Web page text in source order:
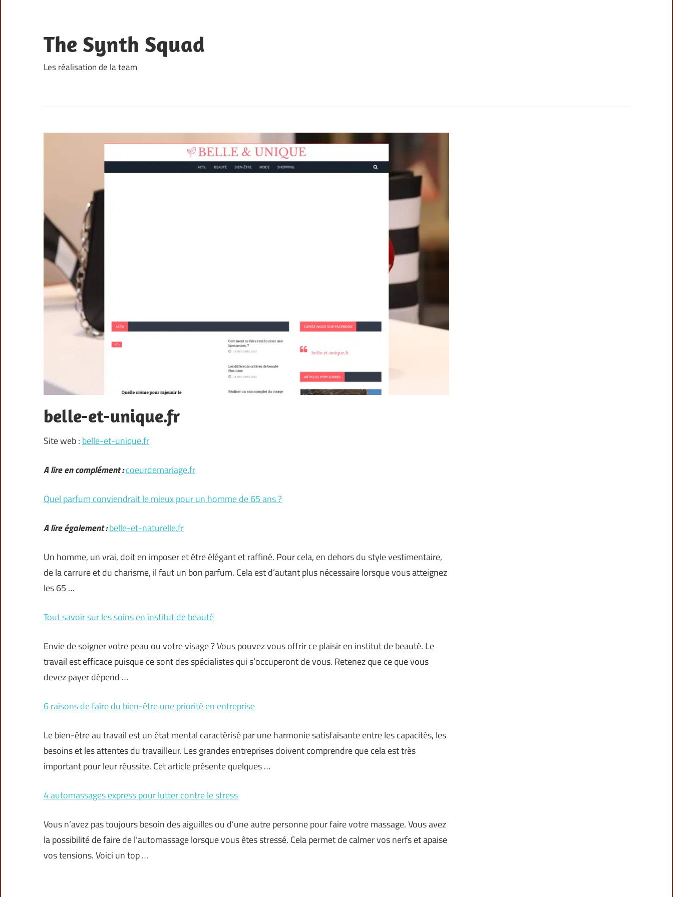
content
The Synth Squad
Les réalisation de la team
belle-et-unique.fr
Site web : belle-et-unique.fr
A lire en complément :coeurdemariage.fr
Quel parfum conviendrait le mieux pour un homme de 65 ans ?
A lire également :belle-et-naturelle.fr
Un homme, un vrai, doit en imposer et être élégant et raffiné. Pour cela, en dehors du style vestimentaire,
de la carrure et du charisme, il faut un bon parfum. Cela est d’autant plus nécessaire lorsque vous atteignez
les 65 …
Tout savoir sur les soins en institut de beauté
Envie de soigner votre peau ou votre visage ? Vous pouvez vous offrir ce plaisir en institut de beauté. Le
travail est efficace puisque ce sont des spécialistes qui s’occuperont de vous. Retenez que ce que vous
devez payer dépend …
6 raisons de faire du bien-être une priorité en entreprise
Le bien-être au travail est un état mental caractérisé par une harmonie satisfaisante entre les capacités, les
besoins et les attentes du travailleur. Les grandes entreprises doivent comprendre que cela est très
important pour leur réussite. Cet article présente quelques …
4 automassages express pour lutter contre le stress
Vous n’avez pas toujours besoin des aiguilles ou d’une autre personne pour faire votre massage. Vous avez
la possibilité de faire de l’automassage lorsque vous êtes stressé. Cela permet de calmer vos nerfs et apaise
vos tensions. Voici un top …